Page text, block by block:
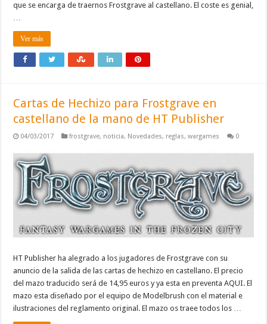
que se encarga de traernos Frostgrave al castellano. El coste es genial,
…
Ver más
Cartas de Hechizo para Frostgrave en
castellano de la mano de HT Publisher
04/03/2017 frostgrave, noticia, Novedades, reglas,wargames 0
HT Publisher ha alegrado a los jugadores de Frostgrave con su
anuncio de la salida de las cartas de hechizo en castellano. El precio
del mazo traducido será de 14,95 euros y ya esta en preventa AQUI. El
mazo esta diseñado por el equipo de Modelbrush con el material e
ilustraciones del reglamento original. El mazo os traee todos los …